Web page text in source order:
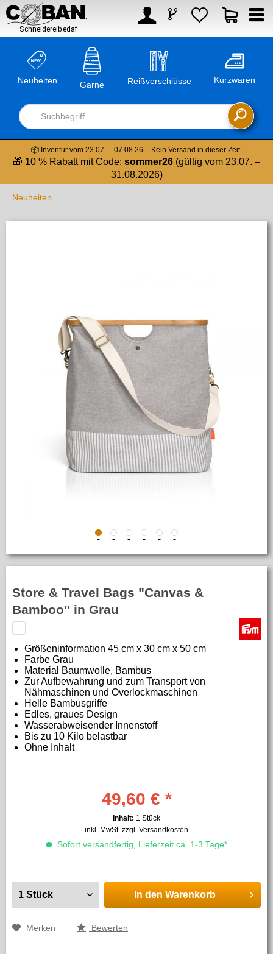
 

Neuheiten Garne

Reißverschlüsse Kurzwaren
📦 Inventur vom 23.07. – 07.08.26 – Kein Versand in dieser Zeit.
🎁 10 % Rabatt mit Code: sommer26 (gültig vom 23.07. –
31.08.2026)
Neuheiten
Store & Travel Bags "Canvas &
Bamboo" in Grau
Größeninformation 45 cm x 30 cm x 50 cm
Farbe Grau
Material
Baumwolle, Bambus
Zur Aufbewahrung und zum Transport von
Nähmaschinen und Overlockmaschinen
Helle Bambusgriffe
Edles, graues Design
Wasserabweisender Innenstoff
Bis zu 10 Kilo belastbar
Ohne Inhalt
49,60 € *
Inhalt: 1 Stück
inkl. MwSt. zzgl. Versandkosten
Sofort versandfertig, Lieferzeit ca. 1-3 Tage*
In den Warenkorb
Merken Bewerten